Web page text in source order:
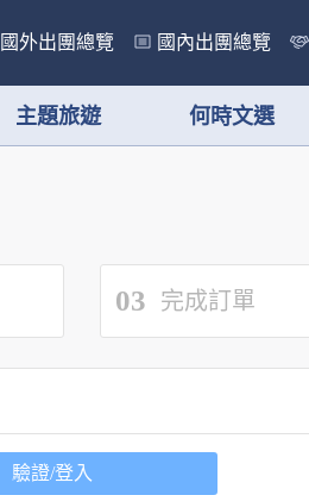
國外出團總覽 國內出團總覽
主題旅遊 何時文選
03 完成訂單
驗證/登入